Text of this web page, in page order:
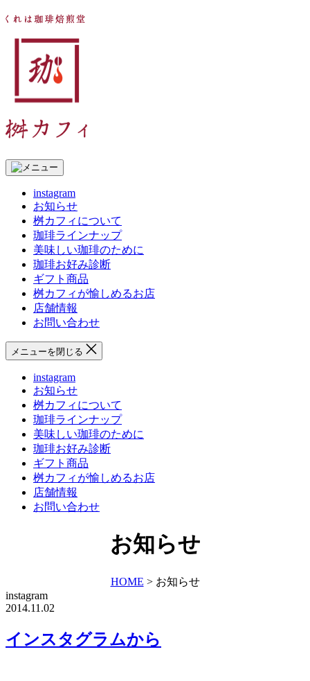
コ
ン
へ
キ
ッ
珈
煎
堂
桝
カ
フ
ィ
instagram
お知らせ
桝カフィについて
珈琲ラインナップ
美味しい珈琲のために
珈琲お好み診断
ギフト商品
桝カフィが愉しめるお店
店舗情報
お問い合わせ
メニューを閉じる
instagram
お知らせ
桝カフィについて
珈琲ラインナップ
美味しい珈琲のために
珈琲お好み診断
ギフト商品
桝カフィが愉しめるお店
店舗情報
お問い合わせ
お知らせ
HOME > お知らせ
instagram
2014.11.02
インスタグラムから